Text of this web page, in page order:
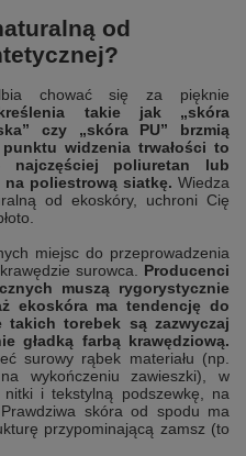
od
chować się za pięknie
takie jak „skóra
czy „skóra PU” brzmią
widzenia trwałości to
poliuretan lub
poliestrową siatkę. Wiedza
od ekoskóry, uchroni Cię
miejsc do przeprowadzenia
surowca. Producenci
muszą rygorystycznie
ekoskóra ma tendencję do
takich torebek są zazwyczaj
gładką farbą krawędziową.
surowy rąbek materiału (np.
wykończeniu zawieszki), w
i tekstylną podszewkę, na
skóra od spodu ma
przypominającą zamsz (to